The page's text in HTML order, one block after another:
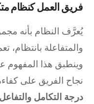
فريق العمل كنظام
يُعرَّف النظام بأنه
والمتفاعلة بانتظام،
وينطبق هذا المفهوم
نجاح الفريق على
درجة التكامل